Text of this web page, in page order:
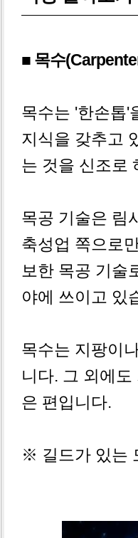
■ 목수
목수는 '한손톱'
지식을 갖추고
는 것을 신조로
목공 기술은 림
축성업 쪽으로
보한 목공 기술
야에 쓰이고 있
목수는 지팡이
니다. 그 외에
은 편입니다.
※ 길드가 있는